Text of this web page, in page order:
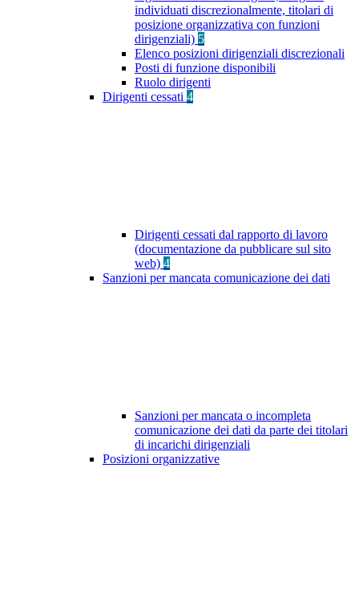
individuati discrezionalmente, titolari di
posizione organizzativa con funzioni
dirigenziali) 5
Elenco posizioni dirigenziali discrezionali
Posti di funzione disponibili
Ruolo dirigenti
Dirigenti cessati 4
Dirigenti cessati dal rapporto di lavoro
(documentazione da pubblicare sul sito
web) 4
Sanzioni per mancata comunicazione dei dati
Sanzioni per mancata o incompleta
comunicazione dei dati da parte dei titolari
di incarichi dirigenziali
Posizioni organizzative